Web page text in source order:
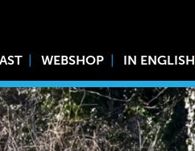
WEBSHOP IN ENGLISH